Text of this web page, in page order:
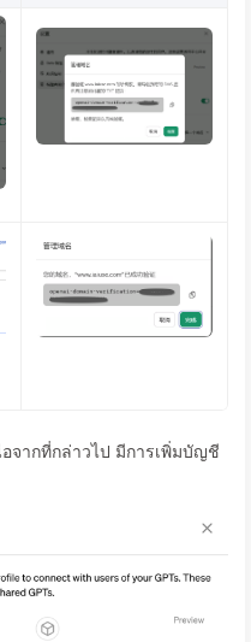
จากที่กล่าวไป มีการเพิ่มบัญชี